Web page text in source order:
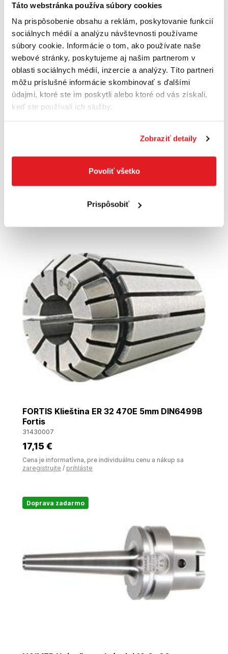
Táto webstránka používa súbory cookies
Na prispôsobenie obsahu a reklám, poskytovanie funkcií
sociálnych médií a analýzu návštevnosti používame
súbory cookie. Informácie o tom, ako používate naše
webové stránky, poskytujeme aj našim partnerom v
oblasti sociálnych médií, inzercie a analýzy. Títo partneri
môžu príslušné informácie skombinovať s ďalšími
údajmi, ktoré ste im poskytli alebo ktoré od vás získali,
keď ste používali ich služby.
Zobraziť detaily
Povoliť všetko
Prispôsobiť
FORTIS Upínač Weldon D10x50mm SK40 tvar
AD/B DIN69871 IK Fortis
30270007
FORTIS Klieština ER 32 470E 5mm DIN6499B
Fortis
31430007
17,15 €
Cena je informatívna, pre individuálnu cenu a nákup sa
zaregistrujte / prihláste
Doprava zadarmo